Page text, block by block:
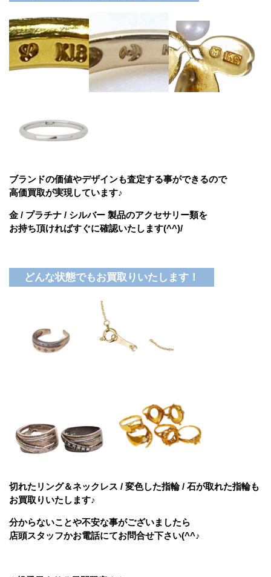
ブランドの価値やデザインも査定する事ができるので
高価買取が実現しています♪
金 / プラチナ / シルバー 製品のアクセサリー類を
お持ち頂ければすぐに確認いたします(^^)/
どんな状態でもお買取りいたします！
切れたリング＆ネックレス / 変色した指輪 / 石が取れた指輪も
お買取りいたします♪
分からないことや不安な事がございましたら
店頭スタッフかお電話にてお問合せ下さい(^^♪